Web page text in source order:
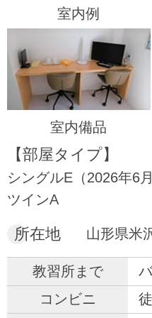
室内例
室内備品
【部屋タイプ】
シングルE（2026年6
ツインA
所在地 山形県米